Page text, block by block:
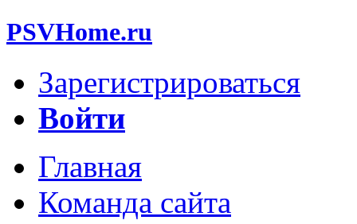
PSVHome.ru
Зарегистрироваться
Войти
Главная
Команда сайта